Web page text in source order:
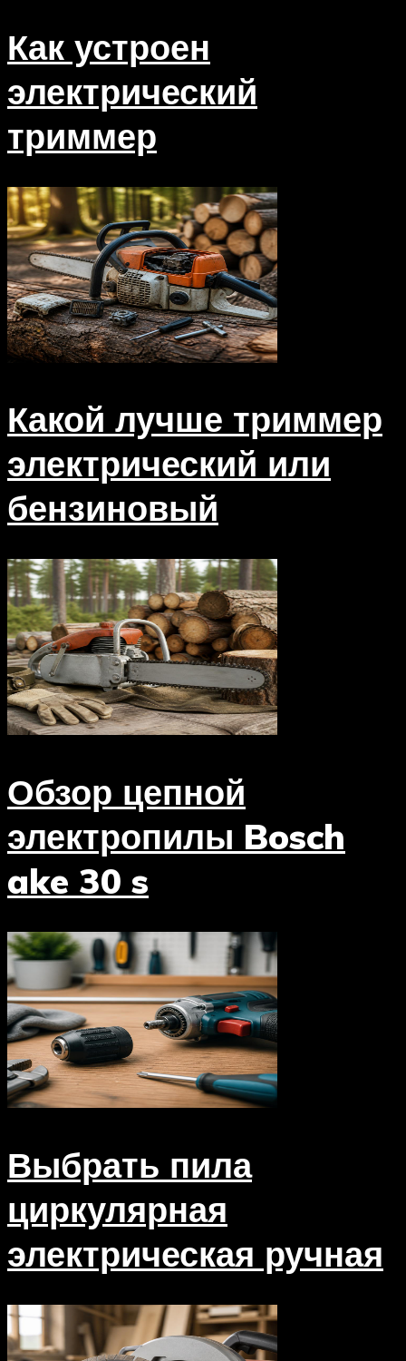
Как устроен
электрический
триммер
Какой лучше триммер
электрический или
бензиновый
Обзор цепной
электропилы Bosch
ake 30 s
Выбрать пила
циркулярная
электрическая ручная